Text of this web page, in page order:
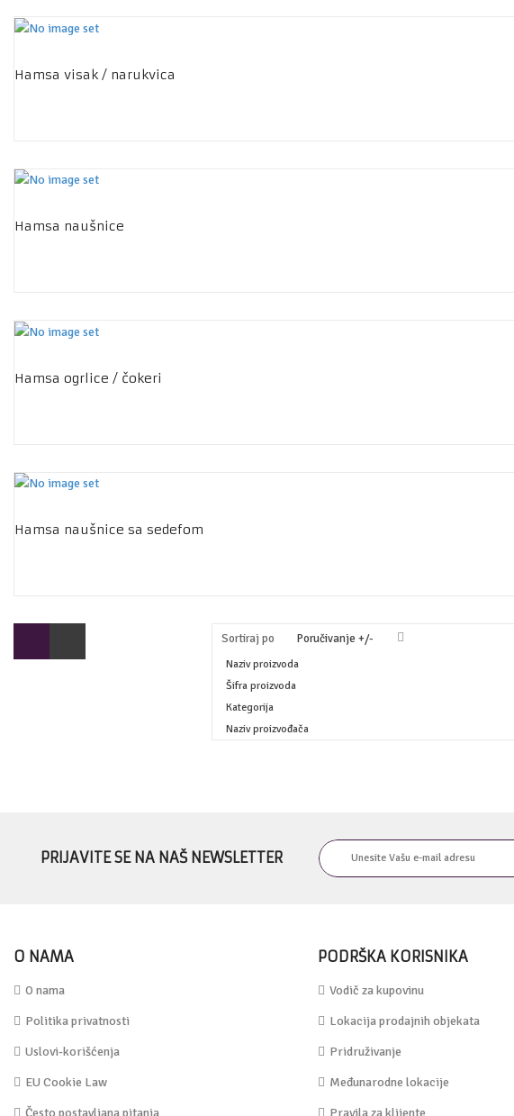
Hamsa visak / narukvica
Hamsa naušnice
Hamsa ogrlice / čokeri
Hamsa naušnice sa sedefom
Sortiraj po Poručivanje +/-
Naziv proizvoda
Šifra proizvoda
Kategorija
Naziv proizvođača
PRIJAVITE SE NA NAŠ NEWSLETTER
O NAMA
O nama
Politika privatnosti
Uslovi-korišćenja
EU Cookie Law
Često postavljana pitanja
PODRŠKA KORISNIKA
Vodič za kupovinu
Lokacija prodajnih objekata
Pridruživanje
Međunarodne lokacije
Pravila za klijente